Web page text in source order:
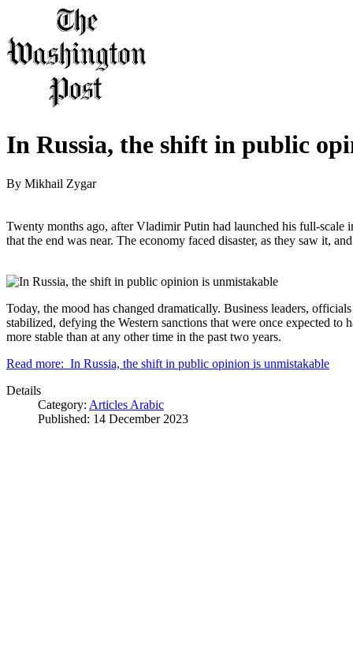
In Russia, the shift in public
By Mikhail Zygar
Twenty months ago, after Vladimir Putin had launched his full-
that the end was near. The economy faced disaster, as they saw it,
Today, the mood has changed dramatically. Business leaders,
stabilized, defying the Western sanctions that were once expected to
more stable than at any other time in the past two years.
Read more: In Russia, the shift in public opinion is unmistakable
Details
Category: Articles Arabic
Published: 14 December 2023